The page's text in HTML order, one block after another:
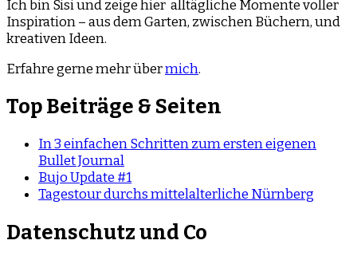
Ich bin Sisi und zeige hier alltägliche Momente voller
Inspiration – aus dem Garten, zwischen Büchern, und
kreativen Ideen.
Erfahre gerne mehr übermich.
Top Beiträge & Seiten
In 3 einfachen Schritten zum ersten eigenen
Bullet Journal
Bujo Update #1
Tagestour durchs mittelalterliche Nürnberg
Datenschutz und Co